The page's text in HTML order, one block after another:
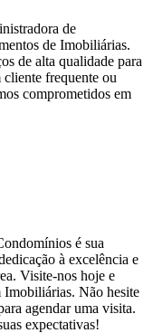
de
de Imobiliárias.
de alta qualidade para
cliente frequente ou
comprometidos em
é sua
à excelência e
Visite-nos hoje e
Imobiliárias. Não hesite
agendar uma visita.
expectativas!